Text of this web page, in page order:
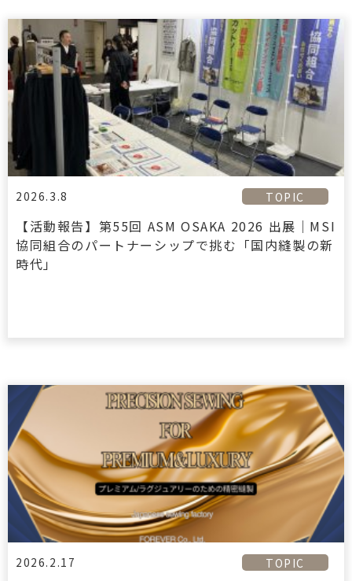
2026.3.8 TOPIC
【活動報告】第55回 ASM OSAKA 2026 出展｜MSI
協同組合のパートナーシップで挑む「国内縫製の新
時代」
2026.2.17 TOPIC